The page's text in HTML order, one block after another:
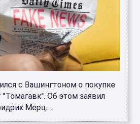
с Вашингтоном о покупке
Об этом заявил
Мерц. ...